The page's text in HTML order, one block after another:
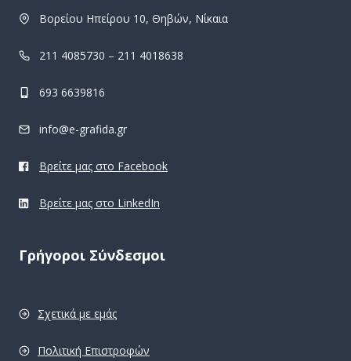
Βορείου Ηπείρου 10, Θηβών, Νίκαια
211 4085730 – 211 4018638
693 6639816
info@e-grafida.gr
Βρείτε μας στο Facebook
Βρείτε μας στο LinkedIn
Γρήγοροι Σύνδεσμοι
Σχετικά με εμάς
Πολιτική Επιστροφών